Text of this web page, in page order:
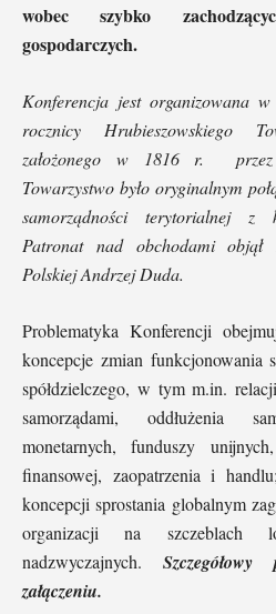
wobec szybko
gospodarczych.
Konferencja jest organizowana
rocznicy Hrubieszowskiego
założonego w 1816 r. przez
Towarzystwo było oryginalnym
samorządności terytorialnej z
Patronat nad obchodami objął
Polskiej Andrzej Duda.
Problematyka Konferencji
koncepcje zmian funkcjonowania
spółdzielczego, w tym m.in.
samorządami, oddłużenia
monetarnych, funduszy
finansowej, zaopatrzenia i
koncepcji sprostania globalnym
organizacji na szczeblach
nadzwyczajnych.
załączeniu.